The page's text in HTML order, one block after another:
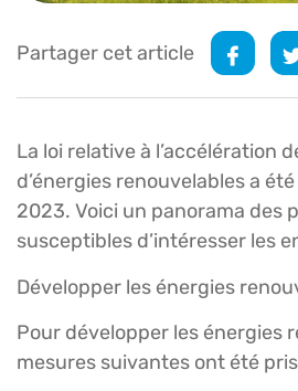
Partager cet article
La loi relative à l’accélération
d’énergies renouvelables a
2023. Voici un panorama des
susceptibles d’intéresser les
Développer les énergies
Pour développer les énergies
mesures suivantes ont été